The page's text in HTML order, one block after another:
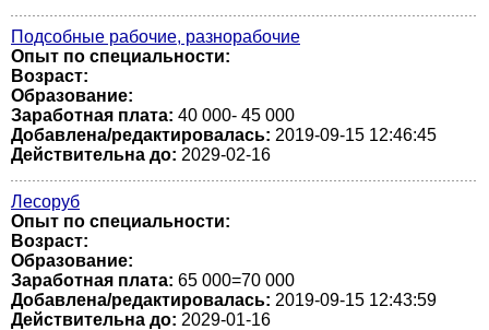
Подсобные рабочие, разнорабочие
Опыт по специальности:
Возраст:
Образование:
Заработная плата: 40 000- 45 000
Добавлена/редактировалась: 2019-09-15 12:46:45
Действительна до: 2029-02-16
Лесоруб
Опыт по специальности:
Возраст:
Образование:
Заработная плата: 65 000=70 000
Добавлена/редактировалась: 2019-09-15 12:43:59
Действительна до: 2029-01-16